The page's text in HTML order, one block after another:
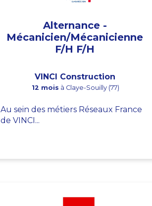
Alternance -
Mécanicien/Mécanicienne
F/H F/H
VINCI Construction
12 mois à Claye-Souilly (77)
Au sein des métiers Réseaux France
de VINCI...